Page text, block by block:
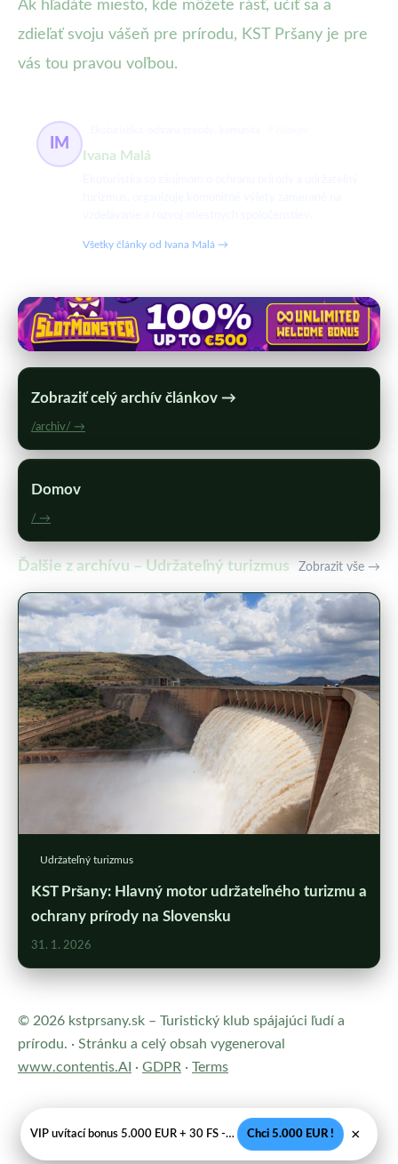
Ak hľadáte miesto, kde môžete rásť, učiť sa a
zdieľať svoju vášeň pre prírodu, KST Pršany je pre
vás tou pravou voľbou.
IM
Ivana Malá
Všetky články od Ivana Malá →
Zobraziť celý archív článkov →
/archiv/ →
Domov
/ →
Ďalšie z archívu – Udržateľný turizmus Zobrazit vše →
Udržateľný turizmus
KST Pršany: Hlavný motor udržateľného turizmu a
ochrany prírody na Slovensku
31. 1. 2026
© 2026 kstprsany.sk – Turistický klub spájajúci ľudí a
prírodu. · Stránku a celý obsah vygeneroval
www.contentis.AI · GDPR · Terms
VIP uvítací bonus 5.000 EUR + 30 FS - Legálne SK casino Chci 5.000 EUR ! ×